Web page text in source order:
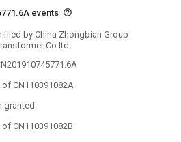
events
by China Zhongbian Group
Co ltd
CN110391082A
granted
CN110391082B